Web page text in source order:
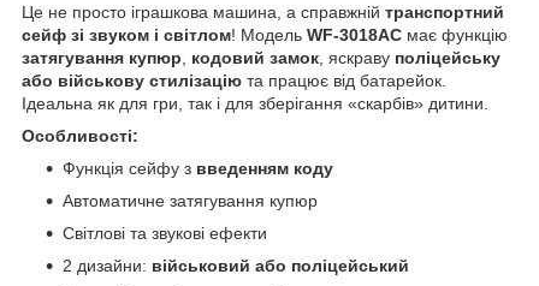
Це не просто іграшкова машина, а справжній транспортний
сейф зі звуком і світлом! Модель WF-3018AC має функцію
затягування купюр
кодовий замок , яскраву поліцейську
або військову стилізацію та працює від батарейок.
Ідеальна як для гри, так і для зберігання «скарбів» дитини.
Особливості:
Функція сейфу з введенням коду
Автоматичне затягування купюр
Світлові та звукові ефекти
2 дизайни: військовий або поліцейський